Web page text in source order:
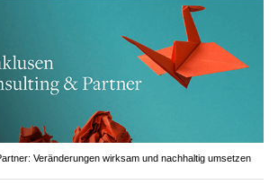
Veränderungen wirksam und nachhaltig umsetzen